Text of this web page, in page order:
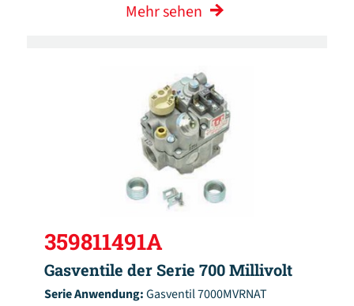
Mehr sehen
359811491A
Gasventile der Serie 700 Millivolt
Serie Anwendung:Gasventil 7000MVRNAT